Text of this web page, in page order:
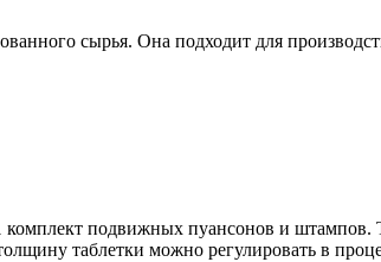
сырья. Она подходит для
подвижных пуансонов и штампов.
таблетки можно регулировать в